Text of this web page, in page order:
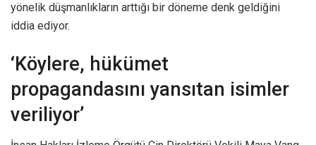
yönelik düşmanlıkların arttığı bir döneme denk geldiğini
iddia ediyor.
‘Köylere, hükümet
propagandasını yansıtan isimler
veriliyor’